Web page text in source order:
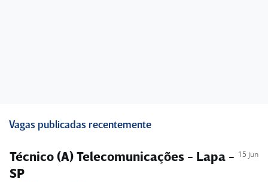
Vagas publicadas recentemente
Técnico (A) Telecomunicações - Lapa -
SP
15 jun